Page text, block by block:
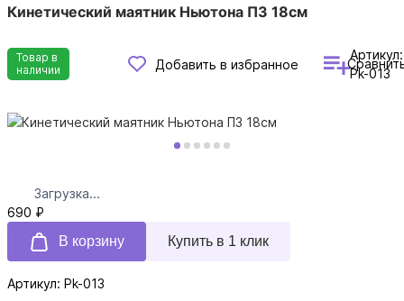
Кинетический маятник Ньютона П3 18см
Товар в
наличии
Добавить в избранное
Артикул:
Pk-013
Загрузка...
690 ₽
В корзину
Купить в 1 клик
Артикул: Pk-013